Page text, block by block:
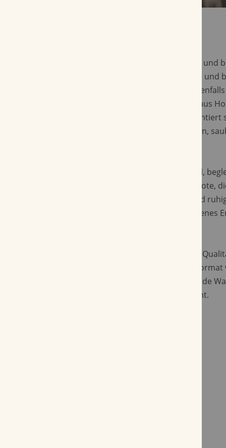
Die Zigarre misst etwa 12,7 cm in der Länge und
von 52. Ihr Deckblatt stammt aus Honduras und
Connecticut-Tabak. Das Umblatt kommt
(Broadleaf) und die Einlage enthält Tabake aus
Nicaragua (Jalapa, Jamastrán). Visuell
einem gleichmäßigen mittelbraunen Farbton,
Geschmacklich zeigt sich ein cremiges Profil,
und Erdtönen und einer dezenten Gewürznote,
entfaltet. Der Zugverlauf ist gleichmäßig und
so bietet die Zigarre ein rundum ausgewogenes
Wenn Sie eine Zigarre wählen möchten, die
Handwerkskunst in einem mittelkräftigen
Dios del Sol El Principio Robusto die passende
Begleiter für den bewussten Genussmoment.